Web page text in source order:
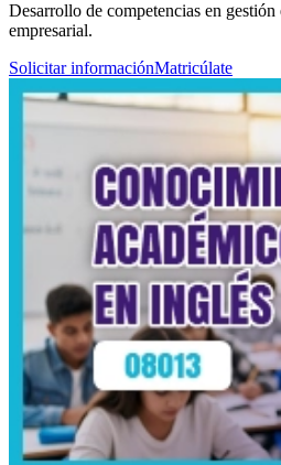
Desarrollo de competencias en
empresarial.
Solicitar informaciónMatricúlate